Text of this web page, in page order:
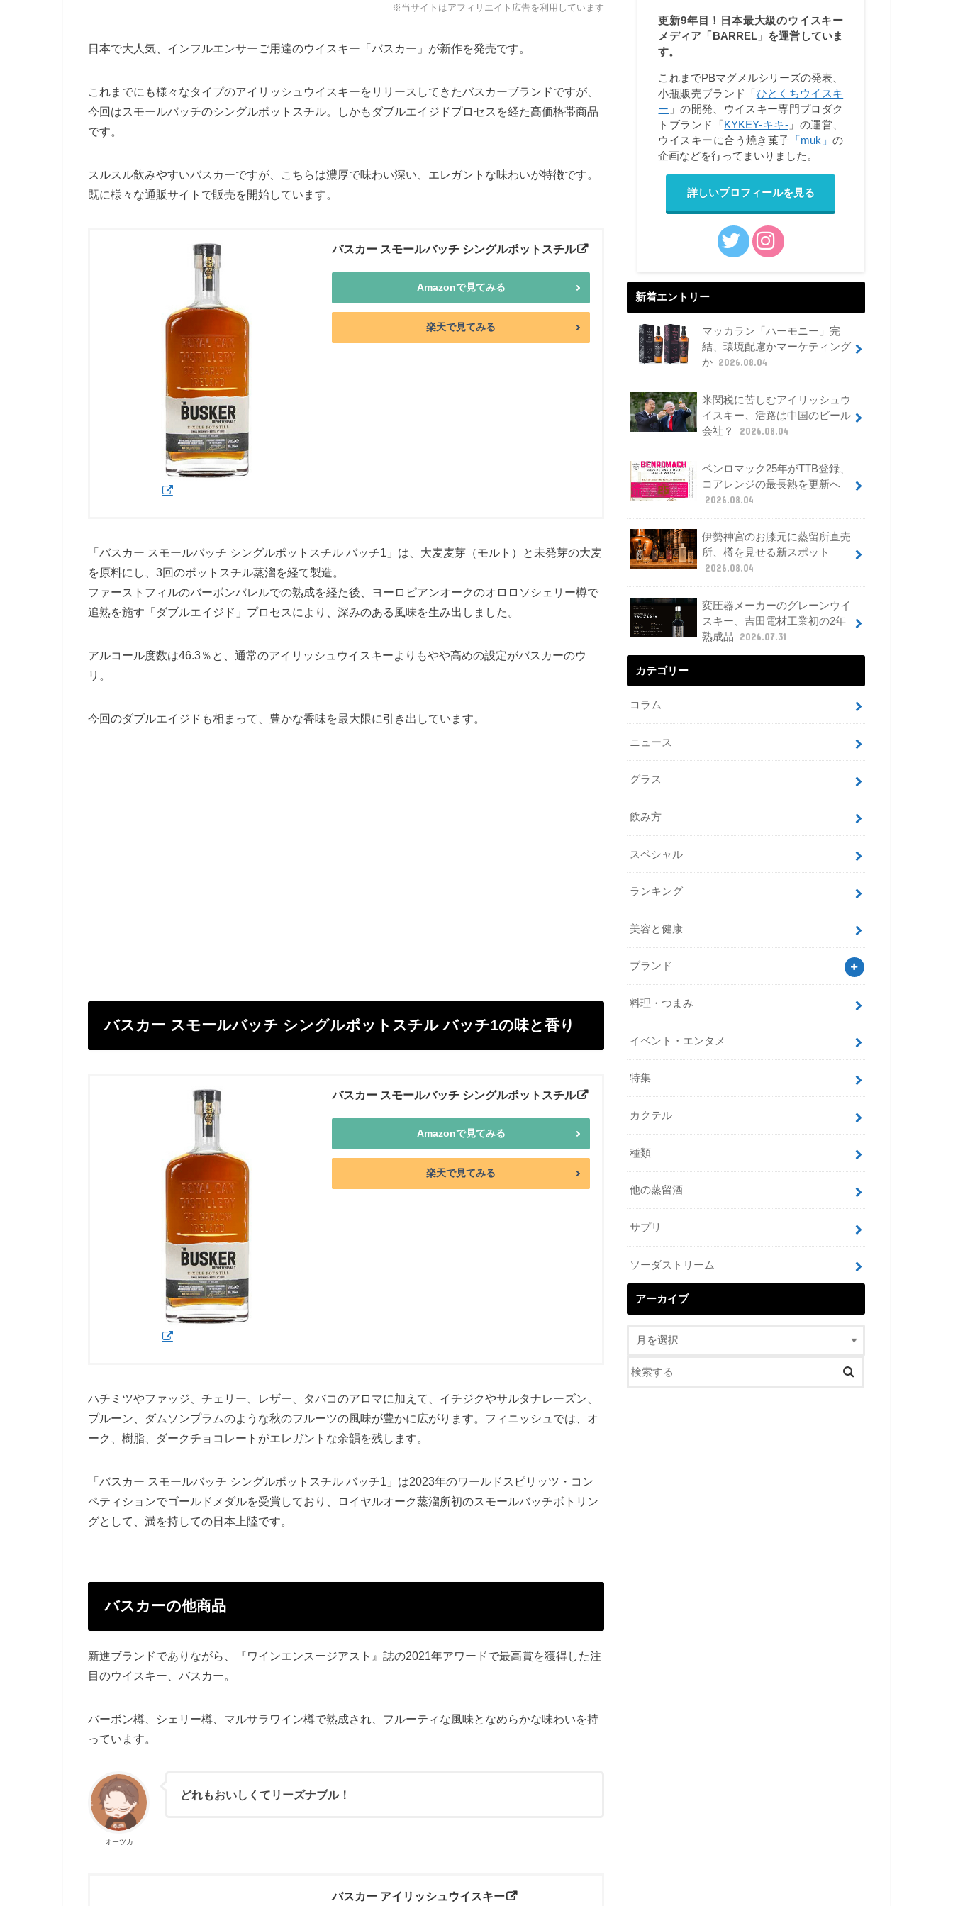
※当サイトはアフィリエイト広告を利用しています
日本で大人気、インフルエンサーご用達のウイスキー「バスカー」が新作を発売です。
これまでにも様々なタイプのアイリッシュウイスキーをリリースしてきたバスカーブランドですが、
今回はスモールバッチのシングルポットスチル。しかもダブルエイジドプロセスを経た高価格帯商品
です。
スルスル飲みやすいバスカーですが、こちらは濃厚で味わい深い、エレガントな味わいが特徴です。
既に様々な通販サイトで販売を開始しています。
バスカー スモールバッチ シングルポットスチル
Amazonで見てみる
楽天で見てみる
「バスカー スモールバッチ シングルポットスチル バッチ1」は、大麦麦芽（モルト）と未発芽の大麦
を原料にし、3回のポットスチル蒸溜を経て製造。
ファーストフィルのバーボンバレルでの熟成を経た後、ヨーロピアンオークのオロロソシェリー樽で
追熟を施す「ダブルエイジド」プロセスにより、深みのある風味を生み出しました。
アルコール度数は46.3％と、通常のアイリッシュウイスキーよりもやや高めの設定がバスカーのウ
リ。
今回のダブルエイジドも相まって、豊かな香味を最大限に引き出しています。
バスカー スモールバッチ シングルポットスチル バッチ1の味と香り
バスカー スモールバッチ シングルポットスチル
Amazonで見てみる
楽天で見てみる
ハチミツやファッジ、チェリー、レザー、タバコのアロマに加えて、イチジクやサルタナレーズン、
プルーン、ダムソンプラムのような秋のフルーツの風味が豊かに広がります。フィニッシュでは、オ
ーク、樹脂、ダークチョコレートがエレガントな余韻を残します。
「バスカー スモールバッチ シングルポットスチル バッチ1」は2023年のワールドスピリッツ・コン
ペティションでゴールドメダルを受賞しており、ロイヤルオーク蒸溜所初のスモールバッチボトリン
グとして、満を持しての日本上陸です。
バスカーの他商品
新進ブランドでありながら、『ワインエンスージアスト』誌の2021年アワードで最高賞を獲得した注
目のウイスキー、バスカー。
バーボン樽、シェリー樽、マルサラワイン樽で熟成され、フルーティな風味となめらかな味わいを持
っています。
オーツカ
どれもおいしくてリーズナブル！
バスカー アイリッシュウイスキー
更新9年目！日本最大級のウイスキー
メディア「BARREL」を運営していま
す。
これまでPBマグメルシリーズの発表、
小瓶販売ブランド「 ひとくちウイスキ
ー 」の開発、ウイスキー専門プロダク
トブランド「 KYKEY-キキ-」の運営、
ウイスキーに合う焼き菓子 「muk」の
企画などを行ってまいりました。
詳しいプロフィールを見る
新着エントリー
マッカラン「ハーモニー」完
結、環境配慮かマーケティング
か 2026.08.04
米関税に苦しむアイリッシュウ
イスキー、活路は中国のビール
会社？
2026.08.04
ベンロマック25年がTTB登録、
コアレンジの最長熟を更新へ
2026.08.04
伊勢神宮のお膝元に蒸留所直売
所、樽を見せる新スポット
2026.08.04
変圧器メーカーのグレーンウイ
スキー、吉田電材工業初の2年
熟成品
2026.07.31
カテゴリー
コラム
ニュース
グラス
飲み方
スペシャル
ランキング
美容と健康
ブランド
料理・つまみ
イベント・エンタメ
特集
カクテル
種類
他の蒸留酒
サプリ
ソーダストリーム
アーカイブ